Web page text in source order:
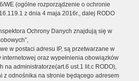
WE (ogólne rozporządzenie o ochronie
z dnia 4 maja 2016r., dalej RODO
Ochrony Danych znajdują się w
w postaci adresu IP, są przetwarzane w
oraz wypełnienia obowiązków
na administratorze(art.6 ust.1 lit.c RODO),
z odnośnika na stronie będącego adresem